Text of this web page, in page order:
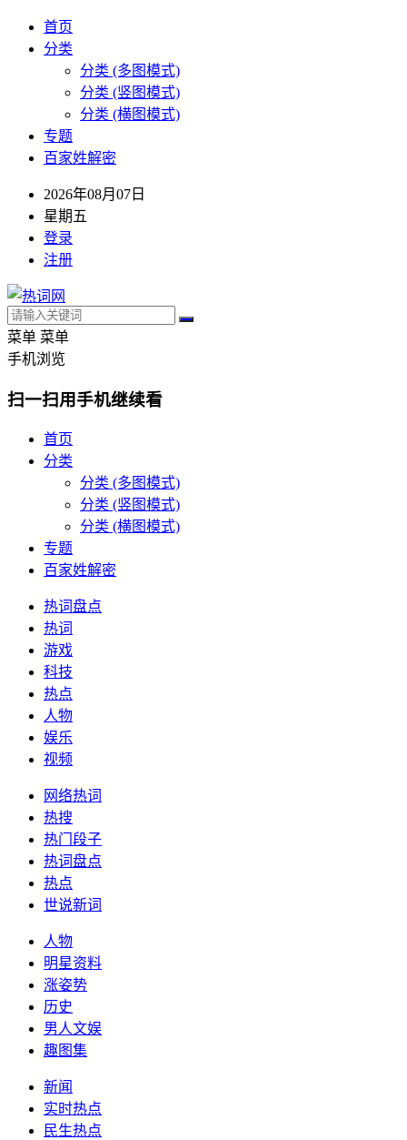
首页
分类
分类 (多图模式)
分类 (竖图模式)
分类 (横图模式)
专题
百家姓解密
2026年08月07日
星期五
登录
注册
菜单 菜单
手机浏览
扫一扫用手机继续看
首页
分类
分类 (多图模式)
分类 (竖图模式)
分类 (横图模式)
专题
百家姓解密
热词盘点
热词
游戏
科技
热点
人物
娱乐
视频
网络热词
热搜
热门段子
热词盘点
热点
世说新词
人物
明星资料
涨姿势
历史
男人文娱
趣图集
新闻
实时热点
民生热点